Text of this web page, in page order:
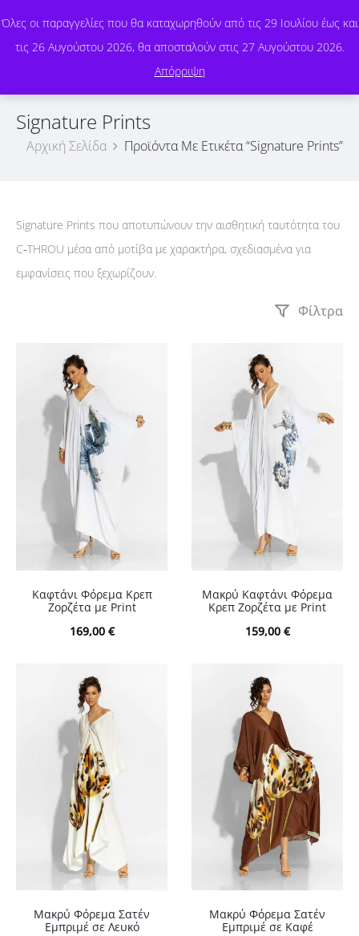
Όλες οι παραγγελίες που θα καταχωρηθούν από τις 29 Ιουλίου έως και
τις 26 Αυγούστου 2026, θα αποσταλούν στις 27 Αυγούστου 2026.
Απόρριψη
Signature Prints
Αρχική Σελίδα Προϊόντα Με Ετικέτα “Signature Prints”
Signature Prints που αποτυπώνουν την αισθητική ταυτότητα του
C‑THROU μέσα από μοτίβα με χαρακτήρα, σχεδιασμένα για
εμφανίσεις που ξεχωρίζουν.
Φίλτρα
Καφτάνι Φόρεμα Κρεπ
Ζορζέτα με Print
169,00 €
Μακρύ Καφτάνι Φόρεμα
Κρεπ Ζορζέτα με Print
159,00 €
Μακρύ Φόρεμα Σατέν
Εμπριμέ σε Λευκό
Μακρύ Φόρεμα Σατέν
Εμπριμέ σε Καφέ